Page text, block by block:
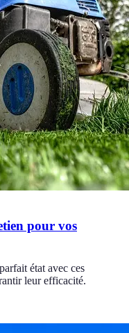
pour vos
état avec ces
leur efficacité.